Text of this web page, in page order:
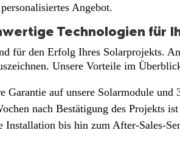
Angebot.
Technologien für
für den Erfolg Ihres Solarprojekts.
Unsere Vorteile im
Garantie auf unsere Solarmodule und
nach Bestätigung des Projekts
Installation bis hin zum After-Sales-